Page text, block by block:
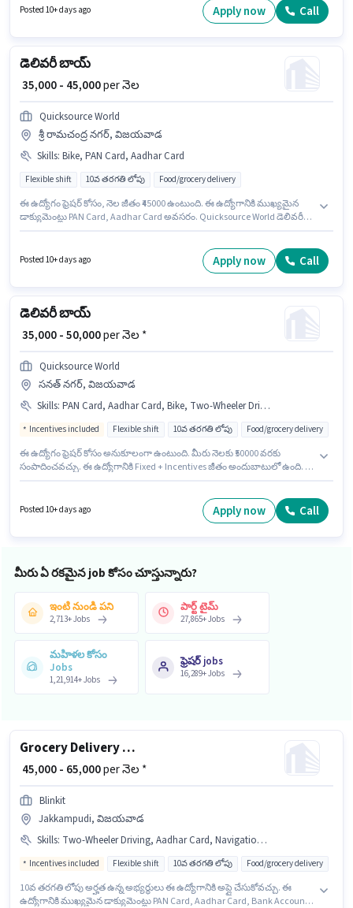
ఉంటుంది. ఈ ఉద్యోగంలో అదనపు ప్రయోజనాలు Insurance ఉన్నాయి.
Posted 10+ days ago Apply now Call
డెలివరీ బాయ్
₹ 35,000 - 45,000per నెల
Quicksource World
శ్రీ రామచంద్ర నగర్, విజయవాడ
Skills: Bike, PAN Card, Aadhar Card
Flexible shift 10వ తరగతి లోపు Food/grocery delivery
ఈ ఉద్యోగం ఫ్రెషర్ కోసం, నెల జీతం ₹45000 ఉంటుంది. ఈ ఉద్యోగానికి ముఖ్యమైన
డాక్యుమెంట్లు PAN Card, Aadhar Card అవసరం. Quicksource World డెలివరీ
లో ఉంది. ఈ ఉద్యోగానికి Fixed జీతం అందుబాటులో ఉంది.
Posted 10+ days ago Apply now Call
డెలివరీ బాయ్
₹ 35,000 - 50,000per నెల *
Quicksource World
సనత్ నగర్, విజయవాడ
Skills: PAN Card, Aadhar Card, Bike, Two-Wheeler Driving
Incentives included Flexible shift 10వ తరగతి లోపు Food/grocery delivery
ఈ ఉద్యోగం ఫ్రెషర్ కోసం అనుకూలంగా ఉంటుంది. మీరు నెలకు ₹50000 వరకు
సంపాదించవచ్చు. ఈ ఉద్యోగానికి Fixed + Incentives జీతం అందుబాటులో ఉంది. ఈ
చేరండి. ఈ ఉద్యోగానికి అర్హత పొందేందుకు అభ్యర్థికి Two-Wheeler Driving వంటి
Posted 10+ days ago Apply now Call
మీరు ఏ రకమైన job కోసం చూస్తున్నారు?
ఇంటి నుండి పని
2,713+Jobs
పార్ట్ టైమ్
27,865+Jobs
మహిళల కోసం
Jobs
1,21,914+Jobs
ఫ్రెషర్ jobs
16,289+Jobs
Grocery Delivery Boy
₹ 45,000 - 65,000per నెల *
Blinkit
Jakkampudi, విజయవాడ
Skills: Two-Wheeler Driving, Aadhar Card, Navigation Skills, Bike, Bank Account, Area Knowledge, Smartphone, PAN Card
Incentives included Flexible shift 10వ తరగతి లోపు Food/grocery delivery
10వ తరగతి లోపు అర్హత ఉన్న అభ్యర్థులు ఈ ఉద్యోగానికి అప్లై చేసుకోవచ్చు. ఈ
ఉద్యోగానికి ముఖ్యమైన డాక్యుమెంట్లు PAN Card, Aadhar Card, Bank Account